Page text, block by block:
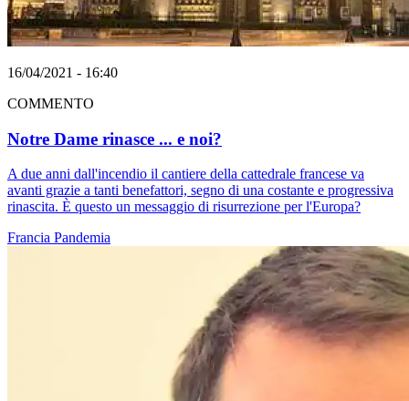
16/04/2021 - 16:40
COMMENTO
Notre Dame rinasce ... e noi?
A due anni dall'incendio il cantiere della cattedrale francese va
avanti grazie a tanti benefattori, segno di una costante e progressiva
rinascita. È questo un messaggio di risurrezione per l'Europa?
Francia Pandemia